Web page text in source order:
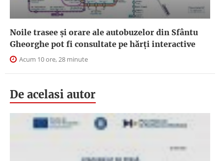
Noile trasee și orare ale autobuzelor din Sfântu
Gheorghe pot fi consultate pe hărți interactive
Acum 10 ore, 28 minute
De acelasi autor